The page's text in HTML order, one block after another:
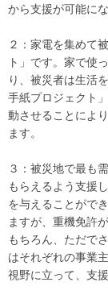
から支援が可能に
２：家電を集めて
ト」です。家で使
り、被災者は生活
手紙プロジェクト
動させることによ
ます。
３：被災地で最も
もらえるよう支援
を与えることがで
ますが、重機免許
もちろん、ただで
はそれぞれの事業
視野に立って、支